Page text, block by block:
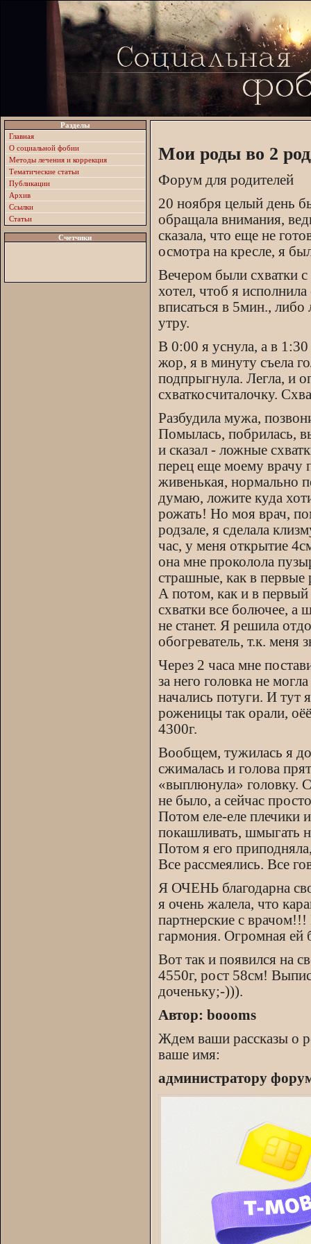
Разделы
Главная
О социальной фобии
Методы лечения и коррекция
Тематические статьи
Публикации
Архив
Ссылки
Статьи
Счетчики
Мои роды во 2
Форум для родителей
20 ноября целый день
обращала внимания,
сказала, что еще не
осмотра на кресле, я
Вечером были схватки
хотел, чтоб я
вписаться в 5мин.,
утру.
В 0:00 я уснула, а в
жор, я в минуту съела
подпрыгнула. Легла, и
схваткосчиталочку.
Разбудила мужа,
Помылась, побрилась,
и сказал - ложные
перец еще моему врачу
живенькая, нормально
думаю, ложите куда
рожать! Но моя врач,
родзале, я сделала
час, у меня открытие
она мне проколола
страшные, как в первые
А потом, как и в первый
схватки все болючее, а
не станет. Я решила
обогреватель, т.к. меня
Через 2 часа мне
за него головка не
начались потуги. И тут
роженицы так орали,
4300г.
Вообщем, тужилась я
сжималась и голова
«выплюнула» головку.
не было, а сейчас
Потом еле-еле плечики
покашливать, шмыгать
Потом я его
Все рассмеялись. Все
Я ОЧЕНЬ благодарна
я очень жалела, что
партнерские с
гармония. Огромная
Вот так и появился на
4550г, рост 58см!
доченьку;-))).
Автор: boooms
Ждем ваши рассказы о
ваше имя:
администратору